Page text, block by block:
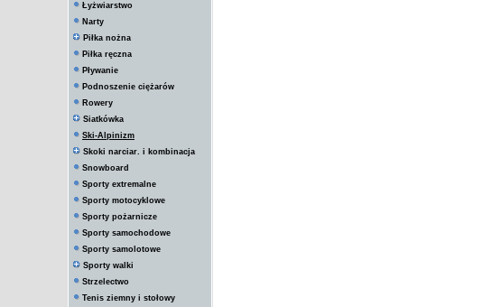
Łyżwiarstwo
Narty
Piłka nożna
Piłka ręczna
Pływanie
Podnoszenie ciężarów
Rowery
Siatkówka
Ski-Alpinizm
Skoki narciar. i kombinacja
Snowboard
Sporty extremalne
Sporty motocyklowe
Sporty pożarnicze
Sporty samochodowe
Sporty samolotowe
Sporty walki
Strzelectwo
Tenis ziemny i stołowy